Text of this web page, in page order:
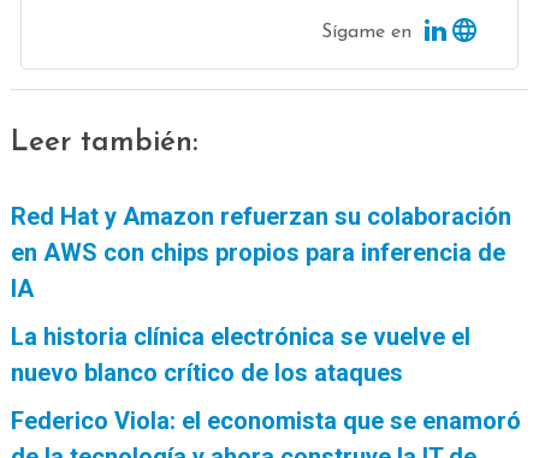
Sígame en
Leer también:
Red Hat y Amazon refuerzan su colaboración
en AWS con chips propios para inferencia de
IA
La historia clínica electrónica se vuelve el
nuevo blanco crítico de los ataques
Federico Viola: el economista que se enamoró